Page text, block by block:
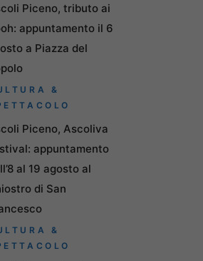
Piceno, tributo ai
appuntamento il 6
a Piazza del
&
Piceno, Ascoliva
appuntamento
al 19 agosto al
di San
&